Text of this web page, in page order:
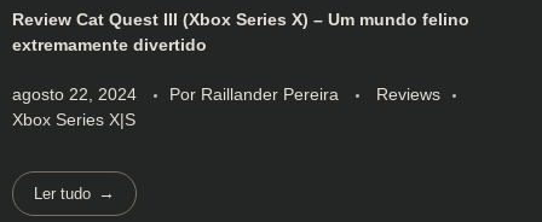
Review Cat Quest III (Xbox Series X) – Um mundo felino
extremamente divertido
agosto 22, 2024 Por Raillander Pereira
Reviews
Xbox Series X|S
Ler tudo